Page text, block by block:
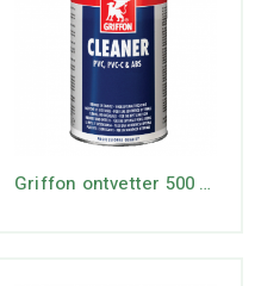
Griffon ontvetter 500 ml